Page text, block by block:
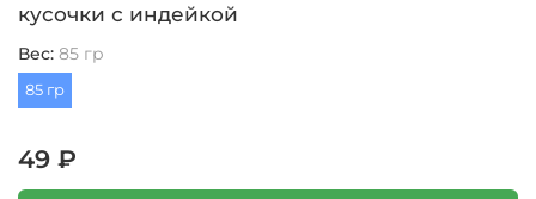
кусочки с индейкой
Вес: 85 гр
85 гр
49 ₽